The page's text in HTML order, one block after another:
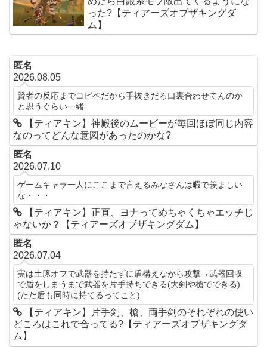
った?【ティアーズオブザキングダ
ム】
匿名
2026.08.05
賢者の反応までコピペだから手抜きだろ口裏合わせてんのか
と思うぐらい一緒
【ティアキン】神殿後のムービーが毎回ほぼ同じ内容
なのってどんな意図があったのかな?
匿名
2026.07.10
ゲームキャラ一人にここまで言えるみなさんは暇で羨ましい
な・・・
【ティアキン】正直、ヨナってめちゃくちゃエッチじ
ゃないか？【ティアーズオブザキングダム】
匿名
2026.07.04
実は土豚オフで武器を持たずに盾構えながら攻撃→武器回収
で盾をしまうまで武器を片手持ちできる(大剣や槍でできる)
(ただ盾も同時に持てるってこと)
【ティアキン】片手剣、槍、両手剣のそれぞれの使い
どころはこれで合ってる?【ティアーズオブザキングダ
ム】